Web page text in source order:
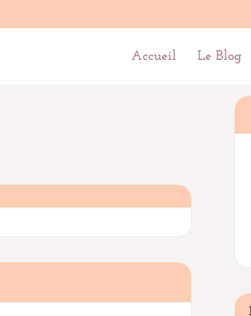
Accueil Le Blog